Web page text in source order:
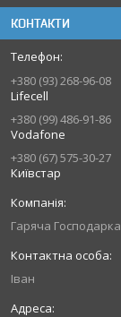
КОНТАКТИ
+380 (93) 268-96-08
Lifecell
+380 (99) 486-91-86
Vodafone
+380 (67) 575-30-27
Київстар
Гаряча Господарка
Іван